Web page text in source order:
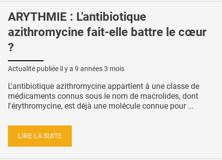
ARYTHMIE : L'antibiotique
azithromycine fait-elle battre le cœur
?
Actualité publiée il y a 9 années 3 mois
L'antibiotique azithromycine appartient à une classe de
médicaments connus sous le nom de macrolides, dont
l'érythromycine, est déjà une molécule connue pour ...
LIRE LA SUITE